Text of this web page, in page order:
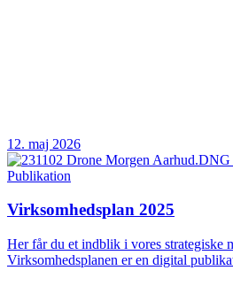
12. maj 2026
Publikation
Virksomhedsplan 2025
Her får du et indblik i vores strategiske
Virksomhedsplanen er en digital